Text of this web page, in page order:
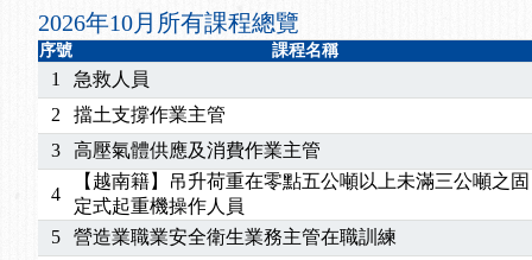
2025/08/20【進修課程】SDS格式百百種？專業講師帶您判斷
2025/08/12【中心公告】因應颱風來襲，若遇停班停課消息 補
2025/07/06
2025/06/06【進修課程】～～前導課程看這邊推出囉～～
2025/05/29【進修課程】前導課程推出公告！
2025/04/28【進修課程】要怎麼進修自我？課程百百種選擇好
2025/01/21「高壓氣體製造安全主任」、「隧道等襯砌作業主
訓測驗
2025/01/15【線上課程】碳中和核心職能系列課程資訊
2026年10月所有課程總覽
序號 課程名稱
1
急救人員
2
擋土支撐作業主管
3
高壓氣體供應及消費作業主管
4
【越南籍】吊升荷重在零點五公噸以上未滿三公噸之固
定式起重機操作人員
5
營造業職業安全衛生業務主管在職訓練